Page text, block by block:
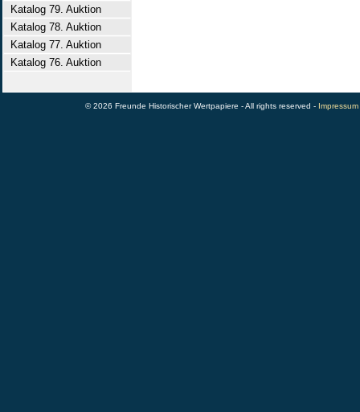
Katalog 79. Auktion
Katalog 78. Auktion
Katalog 77. Auktion
Katalog 76. Auktion
© 2026 Freunde Historischer Wertpapiere - All rights reserved - Impressum